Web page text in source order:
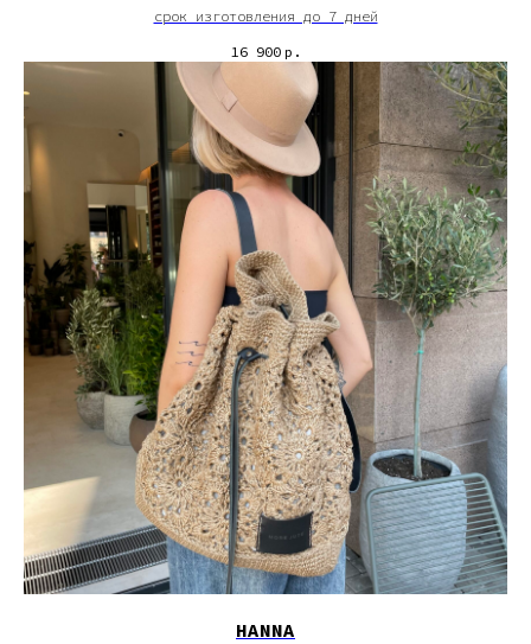
срок изготовления до 7 дней
16 900 р.
HANNA